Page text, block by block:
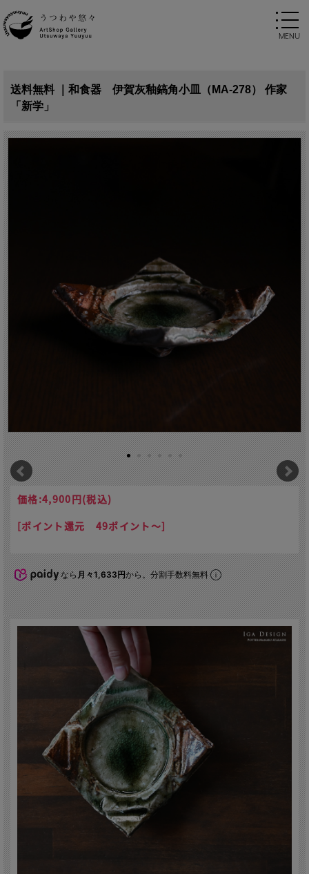
送料無料 ｜和食器 伊賀灰釉鎬角小皿（MA-278） 作家
「新学」
価格:4,900円(税込)
[ポイント還元 49ポイント～]
なら月々1,633円から。分割手数料無料